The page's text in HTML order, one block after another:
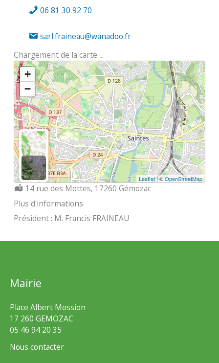
06 81 30 92 70
sarl.fraineau@wanadoo.fr
Chargement de la carte ...
+
−
Leaflet| ©OpenStreetMap
Localisation :
14 rue des Mottes, 17260 Gémozac
Plus d'informations
Président : M. Francis FRAINEAU
Mairie
Place Albert Mossion
17 260 GEMOZAC
05 46 94 20 35
Nous contacter